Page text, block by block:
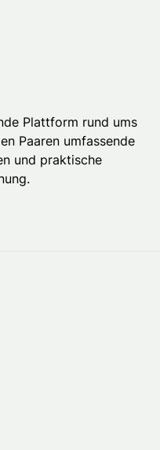
Plattform rund ums
Paaren umfassende
und praktische